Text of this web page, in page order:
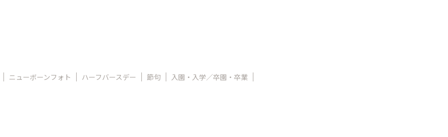
ニューボーンフォト ハーフバースデー 節句
入園・入学／卒園・卒業